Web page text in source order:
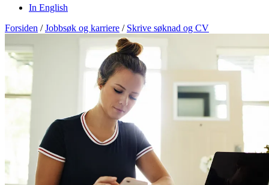
In English
Forsiden / Jobbsøk og karriere / Skrive søknad og CV